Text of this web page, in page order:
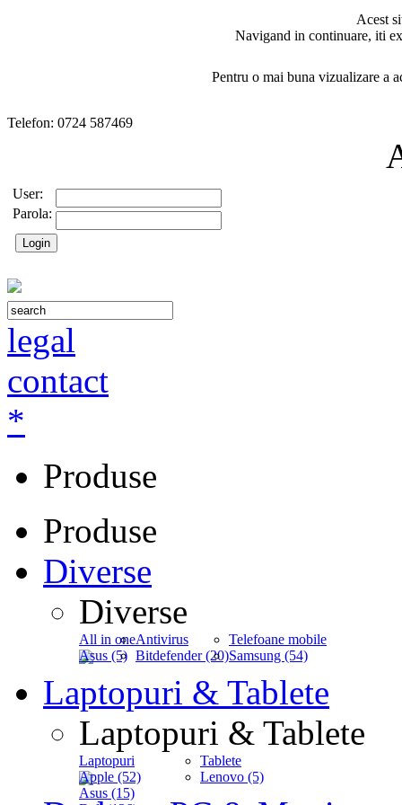
Acest
Navigand in continuare, iti
Pentru o mai buna vizualizare a
Telefon: 0724 587469
User:
Parola:
legal
contact
*
Produse
Produse
Diverse
Diverse
All in one
Asus (5)
Antivirus
Bitdefender (20)
Telefoane mobile
Samsung (54)
Laptopuri & Tablete
Laptopuri & Tablete
Laptopuri
Apple (52)
Asus (15)
Tablete
Lenovo (5)